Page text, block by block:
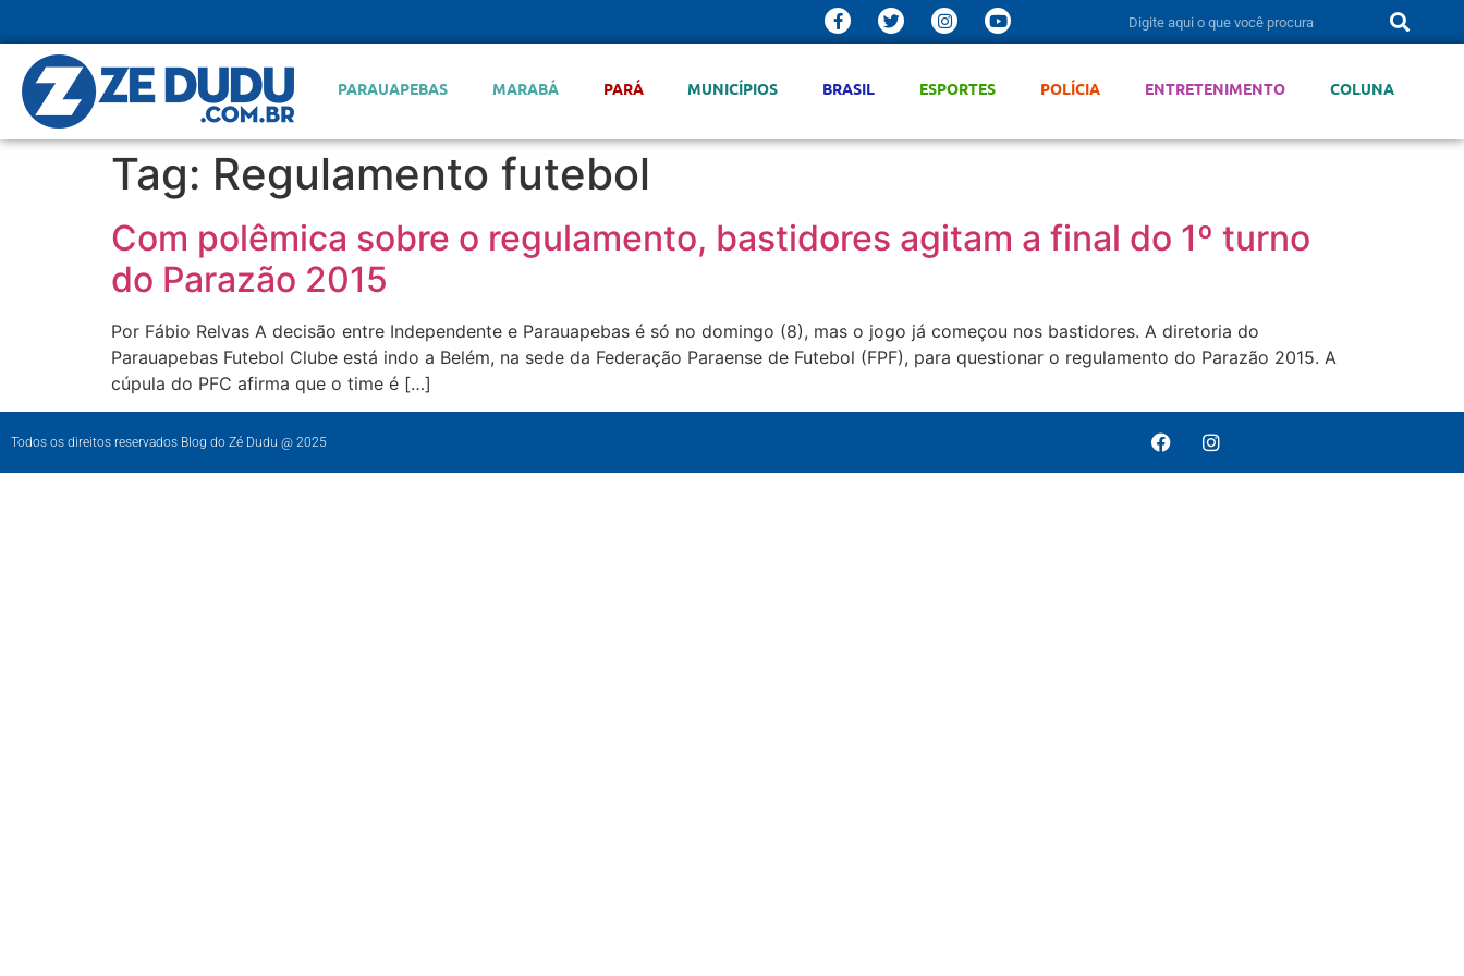
PARAUAPEBAS MARABÁ PARÁ MUNICÍPIOS BRASIL ESPORTES POLÍCIA ENTRETENIMENTO COLUNA
Tag: Regulamento futebol
Com polêmica sobre o regulamento, bastidores agitam a final do 1º turno
do Parazão 2015
Por Fábio Relvas A decisão entre Independente e Parauapebas é só no domingo (8), mas o jogo já começou nos bastidores. A diretoria do
Parauapebas Futebol Clube está indo a Belém, na sede da Federação Paraense de Futebol (FPF), para questionar o regulamento do Parazão 2015. A
cúpula do PFC afirma que o time é […]
Todos os direitos reservados Blog do Zé Dudu @ 2025